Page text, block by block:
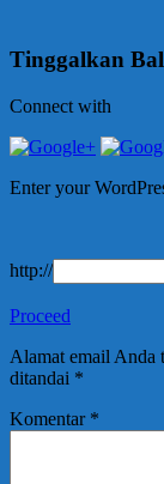
Tinggalkan
Connect with
Enter your
http://
Proceed
Alamat email Anda
ditandai *
Komentar *